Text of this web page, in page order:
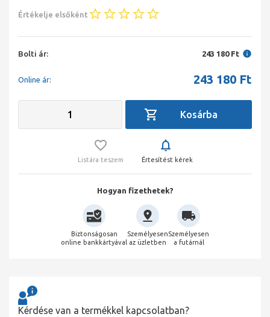
Értékelje elsőként
Bolti ár: 243 180 Ft
Online ár: 243 180 Ft
Listára teszem Értesítést kérek
Hogyan fizethetek?
Biztonságosan
online bankkártyával
Személyesen
az üzletben
Személyesen
a futárnál
Kérdése van a termékkel kapcsolatban?